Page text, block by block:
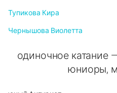
Тупикова Кира
Чернышова Виолетта
одиночное катание
юниоры,